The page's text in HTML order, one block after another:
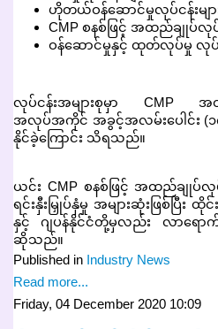
ဟိုတယ်ဝန်ဆောင်မှုလုပ်ငန်းများ
CMP စနစ်ဖြင့် အထည်ချုပ်လုပ်င
ဝန်ဆောင်မှုနှင့် ထုတ်လုပ်မှု လုပ်
လုပ်ငန်းအများစုမှာ CMP အထည်
အလုပ်အကိုင် အခွင့်အလမ်းပေါင်း (၁
နိုင်ခဲ့ကြောင်း သိရသည်။
ယင်း CMP စနစ်ဖြင့် အထည်ချုပ်လု
ရင်းနှီးမြှုပ်နှံမှု အများဆုံးဖြစ်ပြီး
နှင့် ဂျပန်နိုင်ငံတို့မှလည်း လာရော
ဆိုသည်။
Published in Industry News
Read more...
Friday, 04 December 2020 10:09